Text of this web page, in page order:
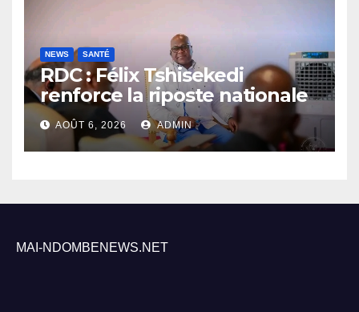
NEWS SANTÉ
RDC : Félix Tshisekedi
renforce la riposte nationale
contre l’épidémie d’Ebola
AOÛT 6, 2026 ADMIN
MAI-NDOMBENEWS.NET